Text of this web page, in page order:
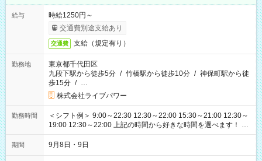
給与
時給1250円～
交通費別途支給あり
交通費 支給（規定有り）
勤務地
東京都千代田区
九段下駅から徒歩5分 / 竹橋駅から徒歩10分 / 神保町駅から徒
歩15分 / …
株式会社ライブパワー
勤務時間
＜シフト例＞ 9:00～22:30 12:30～22:00 15:30～21:00 12:30～
19:00 12:30～22:00 上記の時間から好きな時間を選べます！ ※
時間は変更となる可能性があります
期間 9月8日・9日